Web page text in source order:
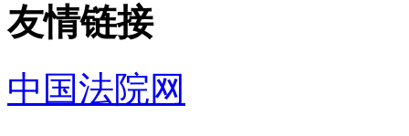
友情链接
中国法院网